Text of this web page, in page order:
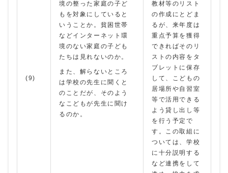
(9)
境の整った家庭の子ど
もを対象にしていると
いうことか。貧困世帯
などインターネット環
境のない家庭の子ども
たちは見れないのか。
また、解らないところ
は学校の先生に聞くと
のことだが、そのよう
なこどもが先生に聞け
るのか。
教材等のリスト
の作成にとどま
るが、来年度は
重点予算を獲得
できればそのリ
ストの内容をタ
ブレットに保存
して、こどもの
居場所や自習室
等で活用できる
よう貸し出し等
を行う予定で
す。この取組に
ついては、学校
に十分説明する
など連携をして